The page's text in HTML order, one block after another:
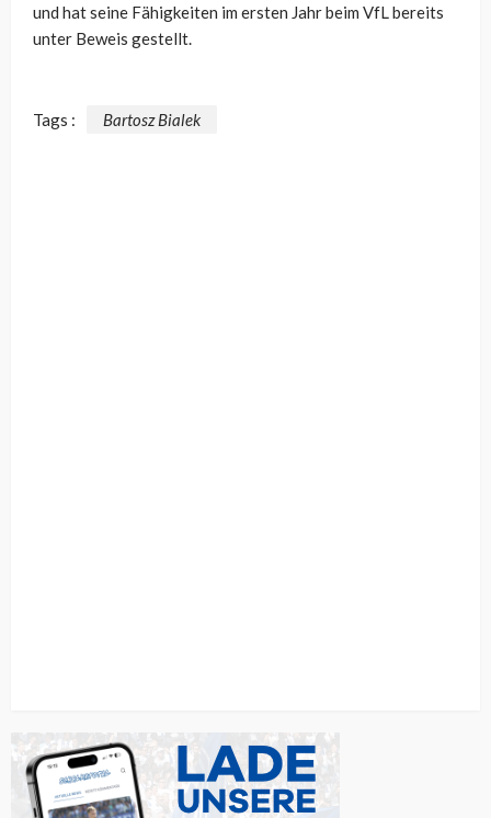
und hat seine Fähigkeiten im ersten Jahr beim VfL bereits
unter Beweis gestellt.
Tags : Bartosz Bialek